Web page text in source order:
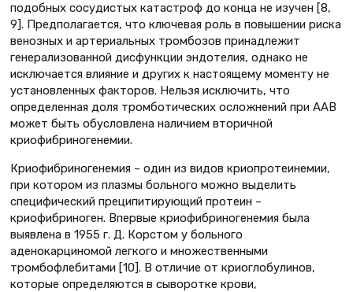
подобных сосудистых катастроф до конца не изучен [8,
9]. Предполагается, что ключевая роль в повышении риска
венозных и артериальных тромбозов принадлежит
генерализованной дисфункции эндотелия, однако не
исключается влияние и других к настоящему моменту не
установленных факторов. Нельзя исключить, что
определенная доля тромботических осложнений при ААВ
может быть обусловлена наличием вторичной
криофибриногенемии.
Криофибриногенемия – один из видов криопротеинемии,
при котором из плазмы больного можно выделить
специфический преципитирующий протеин –
криофибриноген. Впервые криофибриногенемия была
выявлена в 1955 г. Д. Корстом у больного
аденокарциномой легкого и множественными
тромбофлебитами [10]. В отличие от криоглобулинов,
которые определяются в сыворотке крови,